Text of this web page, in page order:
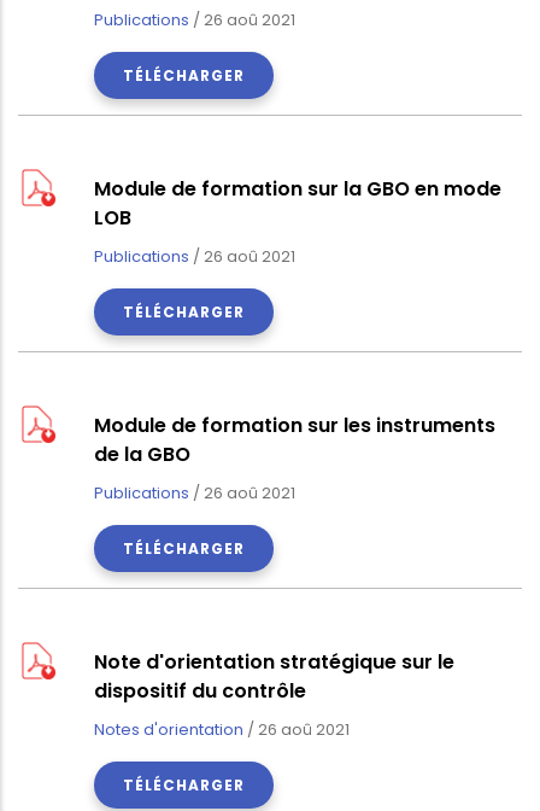
Publications /26 aoû 2021
TÉLÉCHARGER
Module de formation sur la GBO en mode
LOB
Publications /26 aoû 2021
TÉLÉCHARGER
Module de formation sur les instruments
de la GBO
Publications /26 aoû 2021
TÉLÉCHARGER
Note d'orientation stratégique sur le
dispositif du contrôle
Notes d'orientation /26 aoû 2021
TÉLÉCHARGER